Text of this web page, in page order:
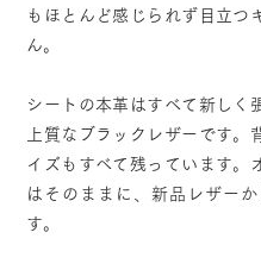
もほとんど感じられず目立つ
ん。
シートの本革はすべて新しく
上質なブラックレザーです。
イズもすべて残っています。
はそのままに、新品レザー
す。